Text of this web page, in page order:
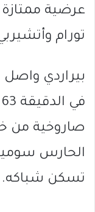
عرضية
تورام
بيراردي
صاروخية من
الحارس
تسكن شباكه.